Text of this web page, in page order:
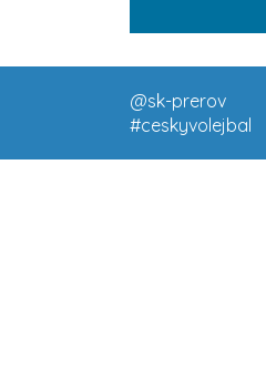
@sk-prerov
#ceskyvolejbal